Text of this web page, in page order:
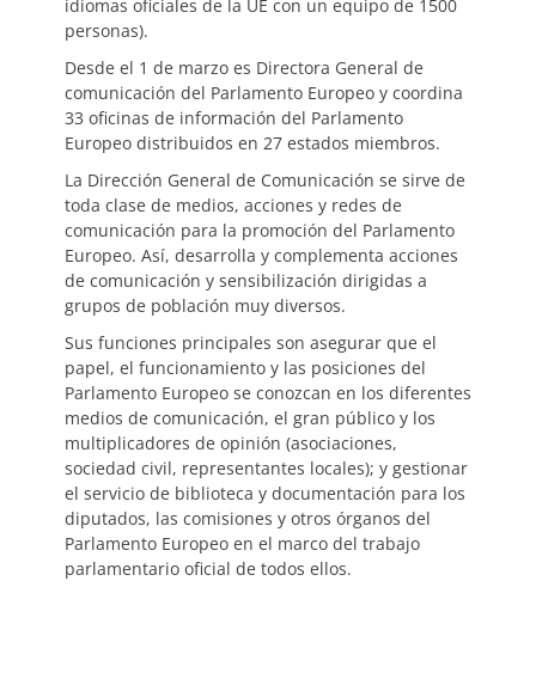
idiomas oficiales de la UE con un equipo de 1500
personas).
Desde el 1 de marzo es Directora General de
comunicación del Parlamento Europeo y coordina
33 oficinas de información del Parlamento
Europeo distribuidos en 27 estados miembros.
La Dirección General de Comunicación se sirve de
toda clase de medios, acciones y redes de
comunicación para la promoción del Parlamento
Europeo. Así, desarrolla y complementa acciones
de comunicación y sensibilización dirigidas a
grupos de población muy diversos.
Sus funciones principales son asegurar que el
papel, el funcionamiento y las posiciones del
Parlamento Europeo se conozcan en los diferentes
medios de comunicación, el gran público y los
multiplicadores de opinión (asociaciones,
sociedad civil, representantes locales); y gestionar
el servicio de biblioteca y documentación para los
diputados, las comisiones y otros órganos del
Parlamento Europeo en el marco del trabajo
parlamentario oficial de todos ellos.